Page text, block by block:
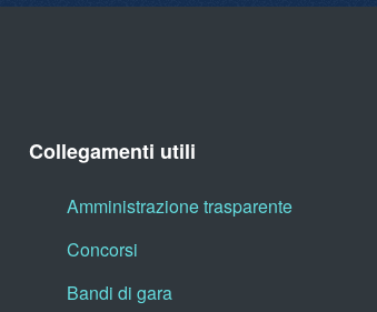
Collegamenti utili
Amministrazione trasparente
Concorsi
Bandi di gara